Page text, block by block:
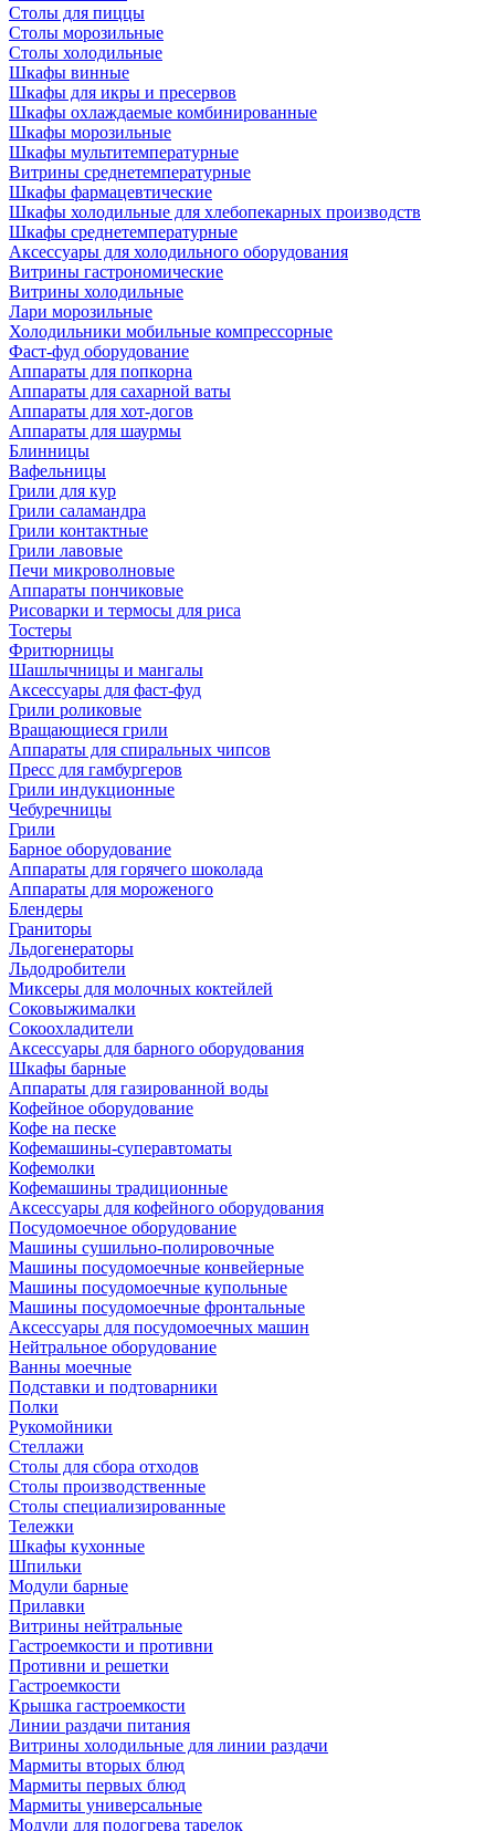
Столы для пиццы
Столы морозильные
Столы холодильные
Шкафы винные
Шкафы для икры и пресервов
Шкафы охлаждаемые комбинированные
Шкафы морозильные
Шкафы мультитемпературные
Витрины среднетемпературные
Шкафы фармацевтические
Шкафы холодильные для хлебопекарных производств
Шкафы среднетемпературные
Аксессуары для холодильного оборудования
Витрины гастрономические
Витрины холодильные
Лари морозильные
Холодильники мобильные компрессорные
Фаст-фуд оборудование
Аппараты для попкорна
Аппараты для сахарной ваты
Аппараты для хот-догов
Аппараты для шаурмы
Блинницы
Вафельницы
Грили для кур
Грили саламандра
Грили контактные
Грили лавовые
Печи микроволновые
Аппараты пончиковые
Рисоварки и термосы для риса
Тостеры
Фритюрницы
Шашлычницы и мангалы
Аксессуары для фаст-фуд
Грили роликовые
Вращающиеся грили
Аппараты для спиральных чипсов
Пресс для гамбургеров
Грили индукционные
Чебуречницы
Грили
Барное оборудование
Аппараты для горячего шоколада
Аппараты для мороженого
Блендеры
Граниторы
Льдогенераторы
Льдодробители
Миксеры для молочных коктейлей
Соковыжималки
Сокоохладители
Аксессуары для барного оборудования
Шкафы барные
Аппараты для газированной воды
Кофейное оборудование
Кофе на песке
Кофемашины-суперавтоматы
Кофемолки
Кофемашины традиционные
Аксессуары для кофейного оборудования
Посудомоечное оборудование
Машины сушильно-полировочные
Машины посудомоечные конвейерные
Машины посудомоечные купольные
Машины посудомоечные фронтальные
Аксессуары для посудомоечных машин
Нейтральное оборудование
Ванны моечные
Подставки и подтоварники
Полки
Рукомойники
Стеллажи
Столы для сбора отходов
Столы производственные
Столы специализированные
Тележки
Шкафы кухонные
Шпильки
Модули барные
Прилавки
Витрины нейтральные
Гастроемкости и противни
Противни и решетки
Гастроемкости
Крышка гастроемкости
Линии раздачи питания
Витрины холодильные для линии раздачи
Мармиты вторых блюд
Мармиты первых блюд
Мармиты универсальные
Модули для подогрева тарелок